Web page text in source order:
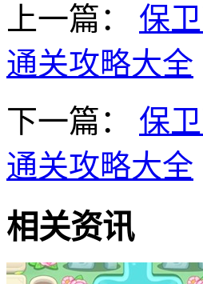
上一篇：
保
通关攻略大全
下一篇：
保
通关攻略大全
相关资讯